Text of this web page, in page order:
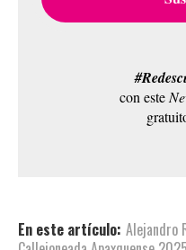
con este
En este artículo: Alejandro